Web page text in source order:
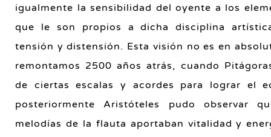
igualmente la sensibilidad del oyente a los
que le son propios a dicha disciplina
tensión y distensión. Esta visión no es en
remontamos 2500 años atrás, cuando
de ciertas escalas y acordes para lograr el
posteriormente Aristóteles pudo observar
melodías de la flauta aportaban vitalidad y